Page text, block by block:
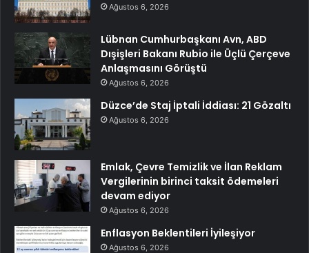
Ağustos 6, 2026
Lübnan Cumhurbaşkanı Avn, ABD
Dışişleri Bakanı Rubio ile Üçlü Çerçeve
Anlaşmasını Görüştü
Ağustos 6, 2026
Düzce’de Staj İptali İddiası: 21 Gözaltı
Ağustos 6, 2026
Emlak, Çevre Temizlik ve İlan Reklam
Vergilerinin birinci taksit ödemeleri
devam ediyor
Ağustos 6, 2026
Enflasyon Beklentileri İyileşiyor
Ağustos 6, 2026